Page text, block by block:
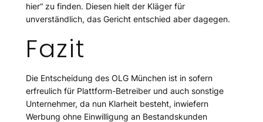
hier“ zu finden. Diesen hielt der Kläger für
unverständlich, das Gericht entschied aber dagegen.
Fazit
Die Entscheidung des OLG München ist in sofern
erfreulich für Plattform-Betreiber und auch sonstige
Unternehmer, da nun Klarheit besteht, inwiefern
Werbung ohne Einwilligung an Bestandskunden